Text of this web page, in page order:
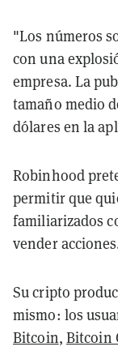
"Los números
con una
empresa. La
tamaño medio
dólares en la
Robinhood
permitir que
familiarizados
vender
Su cripto
mismo: los
Bitcoin, Bitcoin